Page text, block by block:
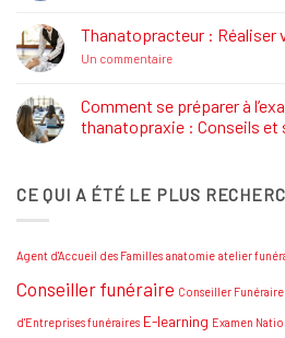
Job
Dating
Salon
SUD
Thanatopracteur : Réaliser
Un commentairesur
Réaliser
votre
rêve
Comment se préparer à
thanatopraxie : Conseils et
Comment
se
national
thanatopraxie
Conseils
CE QUI A ÉTÉ LE PLUS
Agent d'Accueil des Familles anatomie atelier
Conseiller funéraire Conseiller
d'Entreprises funéraires E-learning Examen